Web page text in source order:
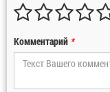
Комментарий *